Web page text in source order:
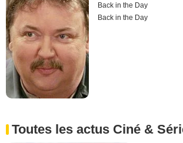
Back in the Day
Back in the Day
Toutes les actus Ciné &